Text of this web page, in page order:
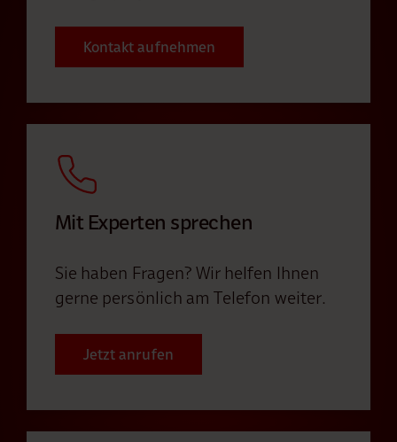
Kontakt aufnehmen
Mit Experten sprechen
Sie haben Fragen? Wir helfen Ihnen
gerne persönlich am Telefon weiter.
Jetzt anrufen